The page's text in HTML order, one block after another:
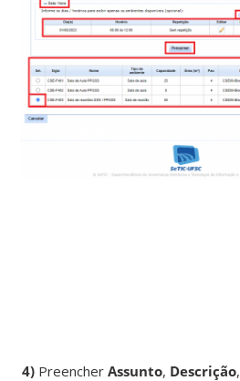
4) PreencherAssunto, Descrição,